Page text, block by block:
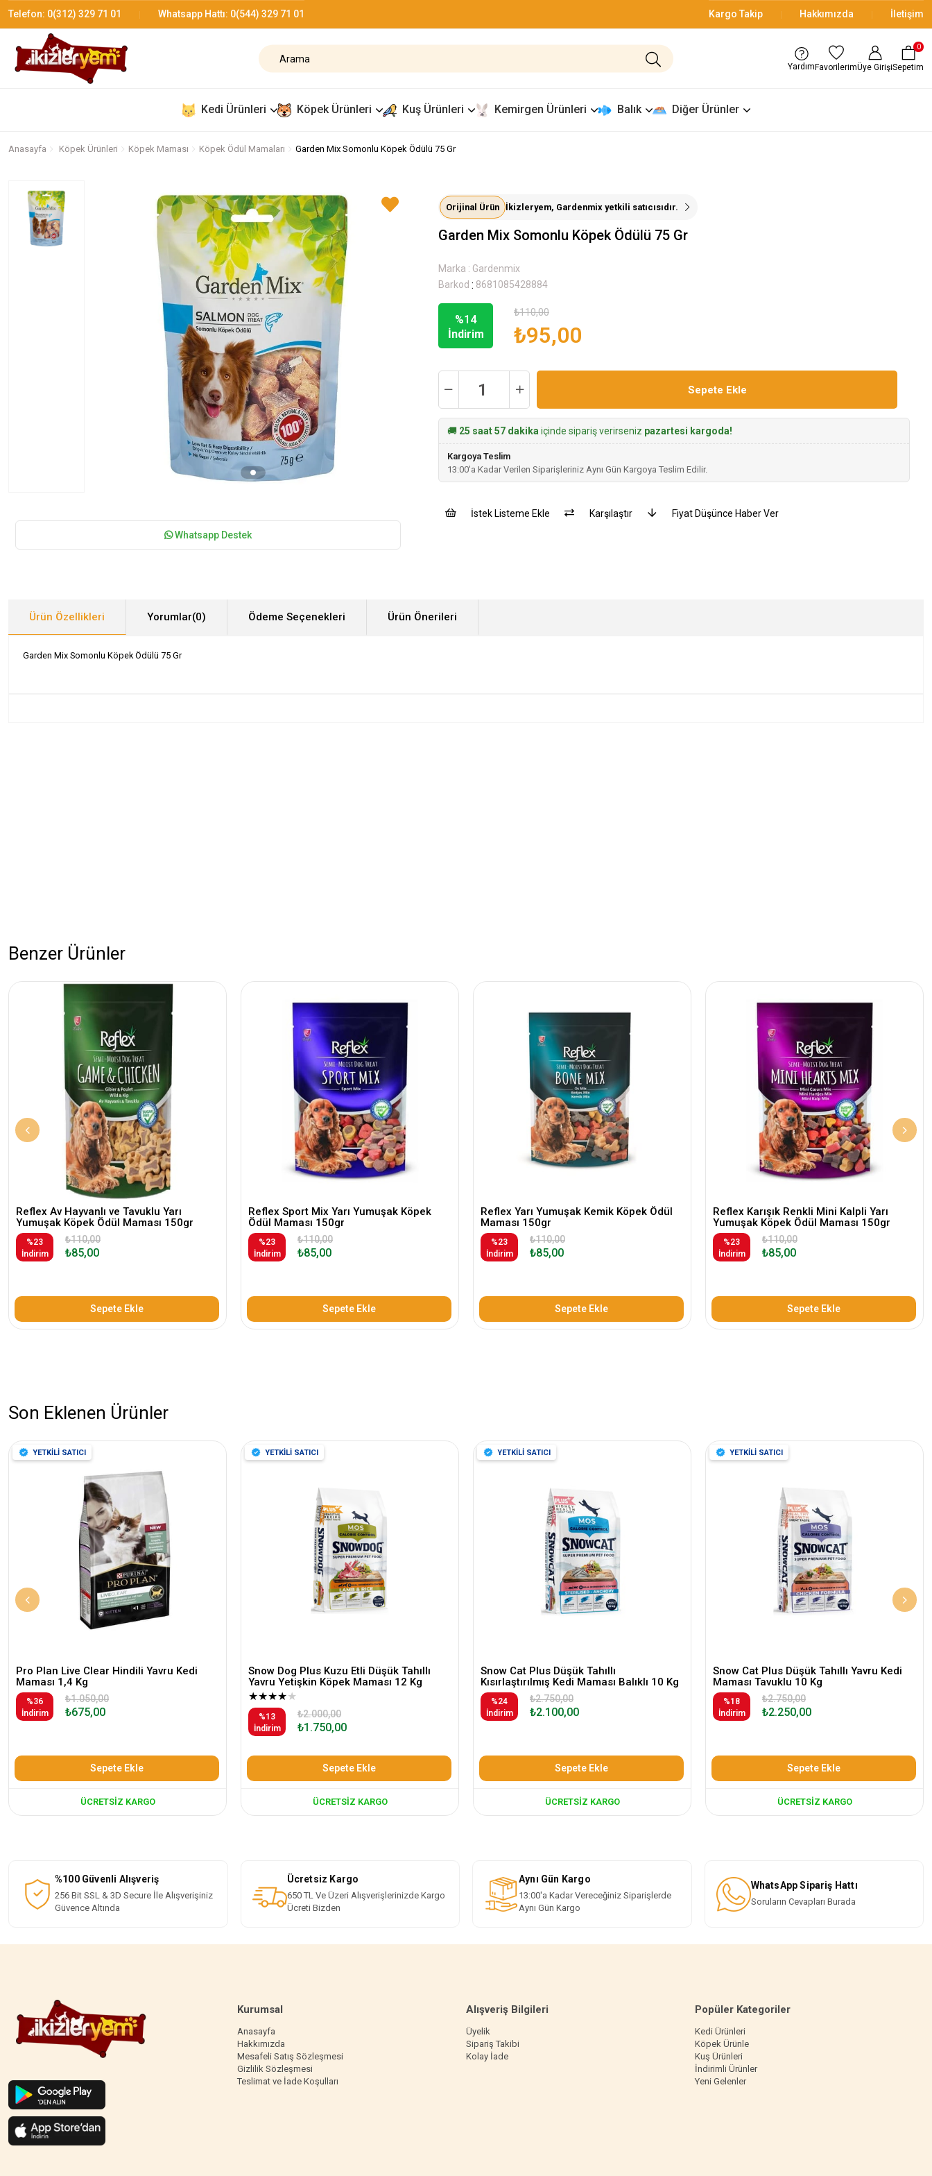
Telefon: 0(312) 329 71 01 Whatsapp Hattı: 0(544) 329 71 01 Kargo Takip Hakkımızda İletişim
Yardım FavorilerimÜye GirişiSepetim
0
Kedi Ürünleri Köpek Ürünleri Kuş Ürünleri Kemirgen Ürünleri Balık Diğer Ürünler
Anasayfa Köpek Ürünleri Köpek Maması Köpek Ödül Mamaları Garden Mix Somonlu Köpek Ödülü 75 Gr
Whatsapp Destek
Orijinal Ürün İkizleryem, Gardenmix yetkili satıcısıdır.
Garden Mix Somonlu Köpek Ödülü 75 Gr
Marka : Gardenmix
Barkod : 8681085428884
%14
İndirim
₺110,00
₺95,00
🚚 25 saat 57 dakika içinde sipariş verirseniz pazartesi kargoda!
Kargoya Teslim
13:00'a Kadar Verilen Siparişleriniz Aynı Gün Kargoya Teslim Edilir.
İstek Listeme Ekle Karşılaştır Fiyat Düşünce Haber Ver
Ürün Özellikleri Yorumlar(0) Ödeme Seçenekleri Ürün Önerileri
Garden Mix Somonlu Köpek Ödülü 75 Gr
Benzer Ürünler
Reflex Av Hayvanlı ve Tavuklu Yarı
Yumuşak Köpek Ödül Maması 150gr
%23
İndirim
₺85,00
₺110,00
Sepete Ekle
Reflex Sport Mix Yarı Yumuşak Köpek
Ödül Maması 150gr
%23
İndirim
₺85,00
₺110,00
Sepete Ekle
Reflex Yarı Yumuşak Kemik Köpek Ödül
Maması 150gr
%23
İndirim
₺85,00
₺110,00
Sepete Ekle
Reflex Karışık Renkli Mini Kalpli Yarı
Yumuşak Köpek Ödül Maması 150gr
%23
İndirim
₺85,00
₺110,00
Sepete Ekle
Son Eklenen Ürünler
Pro Plan Live Clear Hindili Yavru Kedi
Maması 1,4 Kg
%36
İndirim
₺675,00
₺1.050,00
Sepete Ekle
ÜCRETSIZ KARGO
YETKİLİ SATICI
Snow Dog Plus Kuzu Etli Düşük Tahıllı
Yavru Yetişkin Köpek Maması 12 Kg
★★★★★
%13
İndirim
₺1.750,00
₺2.000,00
Sepete Ekle
ÜCRETSIZ KARGO
YETKİLİ SATICI
Snow Cat Plus Düşük Tahıllı
Kısırlaştırılmış Kedi Maması Balıklı 10 Kg
%24
İndirim
₺2.100,00
₺2.750,00
Sepete Ekle
ÜCRETSIZ KARGO
YETKİLİ SATICI
Snow Cat Plus Düşük Tahıllı Yavru Kedi
Maması Tavuklu 10 Kg
%18
İndirim
₺2.250,00
₺2.750,00
Sepete Ekle
ÜCRETSIZ KARGO
YETKİLİ SATICI
%100 Güvenli Alışveriş
256 Bit SSL & 3D Secure İle Alışverişiniz
Güvence Altında
Ücretsiz Kargo
650 TL Ve Üzeri Alışverişlerinizde Kargo
Ücreti Bizden
Aynı Gün Kargo
13:00'a Kadar Vereceğiniz Siparişlerde
Aynı Gün Kargo
WhatsApp Sipariş Hattı
Soruların Cevapları Burada
Kurumsal
Anasayfa
Hakkımızda
Mesafeli Satış Sözleşmesi
Gizlilik Sözleşmesi
Teslimat ve İade Koşulları
Alışveriş Bilgileri
Üyelik
Sipariş Takibi
Kolay İade
Popüler Kategoriler
Kedi Ürünleri
Köpek Ürünle
Kuş Ürünleri
İndirimli Ürünler
Yeni Gelenler